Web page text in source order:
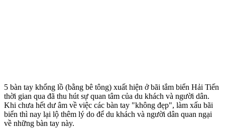
5 bàn tay khổng lồ (bằng bê tông) xuất hiện ở bãi tắm biển Hải Tiến
thời gian qua đã thu hút sự quan tâm của du khách và người dân.
Khi chưa hết dư âm về việc các bàn tay "không đẹp", làm xấu bãi
biển thì nay lại lộ thêm lý do để du khách và người dân quan ngại
về những bàn tay này.